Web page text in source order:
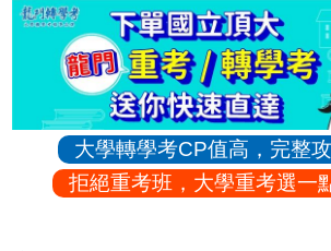
大學轉學考CP值高，完整
拒絕重考班，大學重考選一